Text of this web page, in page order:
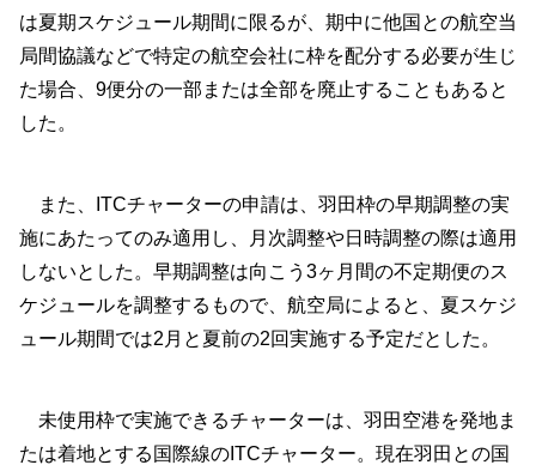
は夏期スケジュール期間に限るが、期中に他国との航空当
局間協議などで特定の航空会社に枠を配分する必要が生じ
た場合、9便分の一部または全部を廃止することもあると
した。
また、ITCチャーターの申請は、羽田枠の早期調整の実
施にあたってのみ適用し、月次調整や日時調整の際は適用
しないとした。早期調整は向こう3ヶ月間の不定期便のス
ケジュールを調整するもので、航空局によると、夏スケジ
ュール期間では2月と夏前の2回実施する予定だとした。
未使用枠で実施できるチャーターは、羽田空港を発地ま
たは着地とする国際線のITCチャーター。現在羽田との国